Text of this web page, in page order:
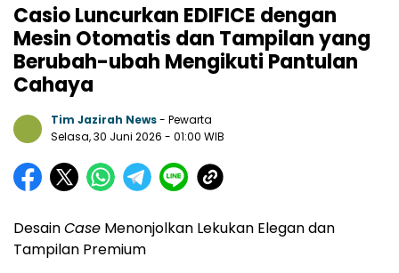
Casio Luncurkan EDIFICE dengan
Mesin Otomatis dan Tampilan yang
Berubah-ubah Mengikuti Pantulan
Cahaya
Tim Jazirah News- Pewarta
Selasa, 30 Juni 2026 - 01:00 WIB
DesainCase Menonjolkan Lekukan Elegan dan
Tampilan Premium